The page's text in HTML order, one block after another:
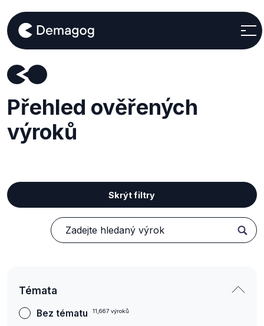
Přehled ověřených
výroků
Skrýt filtry
Témata
Bez tématu 11,667 výroků